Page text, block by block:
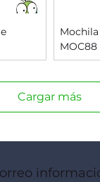
MOC88
Cargar más